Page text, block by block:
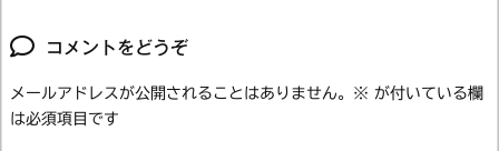
コメントをどうぞ
メールアドレスが公開されることはありません。 ※ が付いている欄
は必須項目です